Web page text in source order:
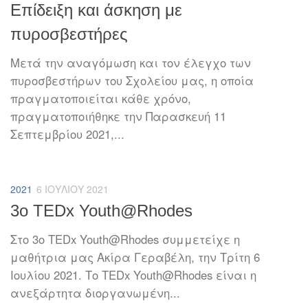
Επίδειξη και άσκηση με
πυροσβεστήρες
Μετά την αναγόμωση και τον έλεγχο των
πυροσβεστήρων του Σχολείου μας, η οποία
πραγματοποιείται κάθε χρόνο,
πραγματοποιήθηκε την Παρασκευή 11
Σεπτεμβρίου 2021,...
2021 6 ΙΟΥΛΊΟΥ 2021
3ο TEDx Youth@Rhodes
Στο 3ο TEDx Youth@Rhodes συμμετείχε η
μαθήτρια μας Ακίρα Γεραβέλη, την Τρίτη 6
Ιουλίου 2021. Το TEDx Youth@Rhodes είναι η
ανεξάρτητα διοργανωμένη...